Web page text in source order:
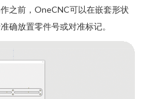
之前，OneCNC可以在嵌套形状
确放置零件号或对准标记。